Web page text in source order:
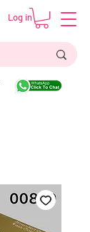
Log in